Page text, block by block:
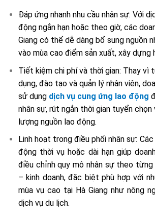
Đáp ứng nhanh nhu cầu nhân sự: Với
động ngắn hạn hoặc theo giờ, các
Giang có thể dễ dàng bổ sung nguồn
vào mùa cao điểm sản xuất, xây dựng
Tiết kiệm chi phí và thời gian: Thay
dụng, đào tạo và quản lý nhân viên,
sử dụng dịch vụ cung ứng lao động
nhân sự, rút ngắn thời gian tuyển
lượng nguồn lao động.
Linh hoạt trong điều phối nhân sự:
động thời vụ hoặc dài hạn giúp
điều chỉnh quy mô nhân sự theo từng
– kinh doanh, đặc biệt phù hợp với
mùa vụ cao tại Hà Giang như nông
dịch vụ du lịch.